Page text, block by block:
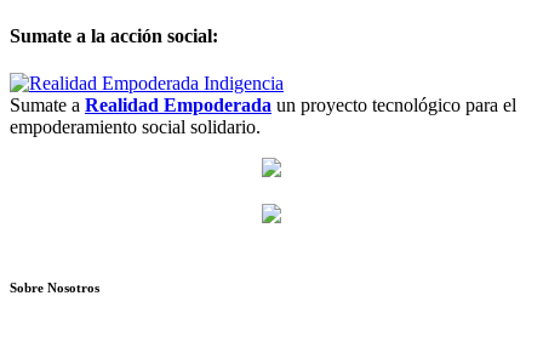
Sumate a la acción social:
Sumate a Realidad Empoderada un proyecto tecnológico para el
empoderamiento social solidario.
Sobre Nosotros